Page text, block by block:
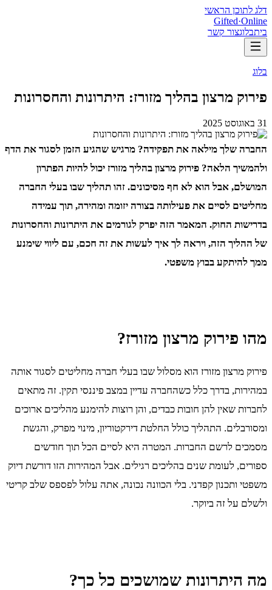
דלג לתוכן הראשי
Gifted·Online
ביתבלוגצור קשר
בלוג
פירוק מרצון בהליך מזורז: היתרונות והחסרונות
31 באוגוסט 2025
החברה שלך מילאה את תפקידה? מרגיש שהגיע הזמן לסגור את הדף
ולהמשיך הלאה? פירוק מרצון בהליך מזורז יכול להיות הפתרון
המושלם, אבל הוא לא חף מסיכונים. זהו תהליך שבו בעלי החברה
מחליטים לסיים את פעילותה בצורה יזומה ומהירה, תוך עמידה
בדרישות החוק. המאמר הזה יפרק לגורמים את היתרונות והחסרונות
של ההליך הזה, ויראה לך איך לעשות את זה חכם, עם ליווי שימנע
ממך להיתקע בבוץ משפטי.
מהו פירוק מרצון מזורז?
פירוק מרצון מזורז הוא מסלול שבו בעלי חברה מחליטים לסגור אותה
במהירות, בדרך כלל כשהחברה עדיין במצב פיננסי תקין. זה מתאים
לחברות שאין להן חובות כבדים, והן רוצות להימנע מהליכים ארוכים
ומסורבלים. התהליך כולל החלטת דירקטוריון, מינוי מפרק, והגשת
מסמכים לרשם החברות. המטרה היא לסיים הכל תוך חודשים
ספורים, לעומת שנים בהליכים רגילים. אבל המהירות הזו דורשת דיוק
משפטי ותכנון קפדני. בלי הכוונה נכונה, אתה עלול לפספס שלב קריטי
ולשלם על זה ביוקר.
מה היתרונות שמושכים כל כך?